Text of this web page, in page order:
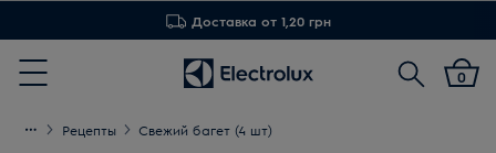
Доставка от 1,20 грн
Menu
Поиск 0
Рецепты Свежий багет (4 шт)